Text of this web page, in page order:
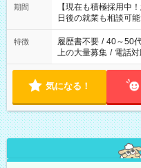
たくない」 など、ご希望
の方へ 今ご覧のお仕
の勤務時間。 合計で
期間
【現在も積極採用中
日後の就業も相談可能
特徴 履歴書不要 / 40～50
上の大量募集 / 電話
気になる！